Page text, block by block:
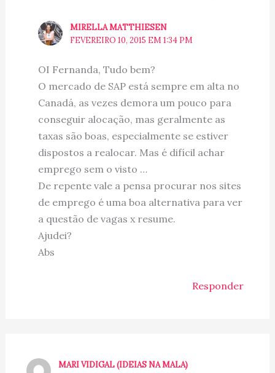
MIRELLA MATTHIESEN
FEVEREIRO 10, 2015 EM 1:34 PM
OI Fernanda, Tudo bem?
O mercado de SAP está sempre em alta no
Canadá, as vezes demora um pouco para
conseguir alocação, mas geralmente as
taxas são boas, especialmente se estiver
dispostos a realocar. Mas é difícil achar
emprego sem o visto …
De repente vale a pensa procurar nos sites
de emprego é uma boa alternativa para ver
a questão de vagas x resume.
Ajudei?
Abs
Responder
MARI VIDIGAL (IDEIAS NA MALA)